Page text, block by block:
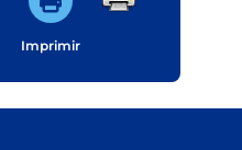
Imprimir